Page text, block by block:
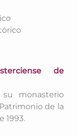
de
monasterio
de la
1993.